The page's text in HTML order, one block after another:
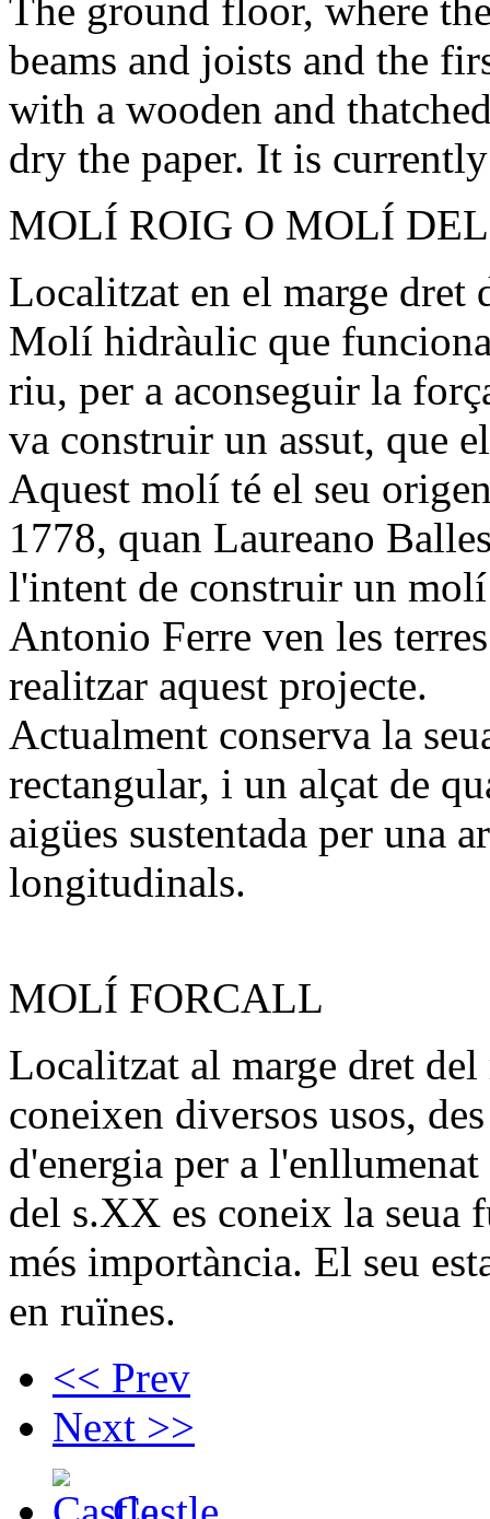
The ground floor, where
beams and joists and the
with a wooden and
dry the paper. It is
MOLÍ ROIG O MOLÍ
Localitzat en el marge dret
Molí hidràulic que
riu, per a aconseguir la
va construir un assut, que
Aquest molí té el seu
1778, quan Laureano
l'intent de construir un
Antonio Ferre ven les
realitzar aquest projecte.
Actualment conserva la
rectangular, i un alçat de
aigües sustentada per una
longitudinals.
MOLÍ FORCALL
Localitzat al marge dret
coneixen diversos usos,
d'energia per a
del s.XX es coneix la seua
més importància. El seu
en ruïnes.
<< Prev
Next >>